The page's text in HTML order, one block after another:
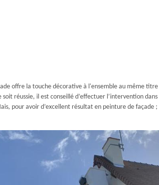
offre la touche décorative à l'ensemble au même
réussie, il est conseillé d’effectuer l’intervention
pour avoir d’excellent résultat en peinture de façade